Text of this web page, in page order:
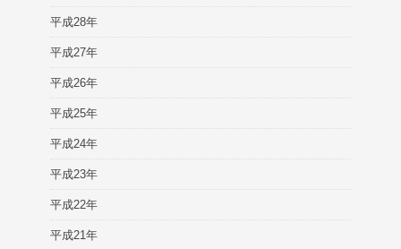
平成28年
平成27年
平成26年
平成25年
平成24年
平成23年
平成22年
平成21年